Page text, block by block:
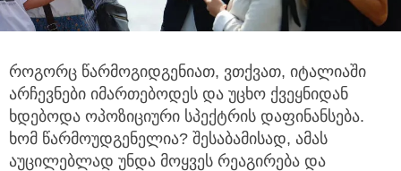
როგორც წარმოგიდგენიათ, ვთქვათ, იტალიაში
არჩევნები იმართებოდეს და უცხო ქვეყნიდან
ხდებოდა ოპოზიციური სპექტრის დაფინანსება.
ხომ წარმოუდგენელია? შესაბამისად, ამას
აუცილებლად უნდა მოყვეს რეაგირება და